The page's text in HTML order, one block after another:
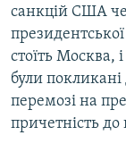
санкцій США
стоїть Москва,
були
перемозі на
причетність до